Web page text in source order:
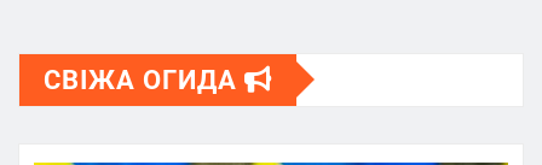
СВІЖА ОГИДА